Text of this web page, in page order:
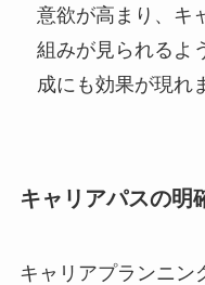
意欲が高まり、キ
組みが見られるよ
成にも効果が現れ
キャリアパスの明
キャリアプランニン